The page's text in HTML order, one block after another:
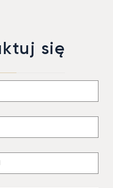
się